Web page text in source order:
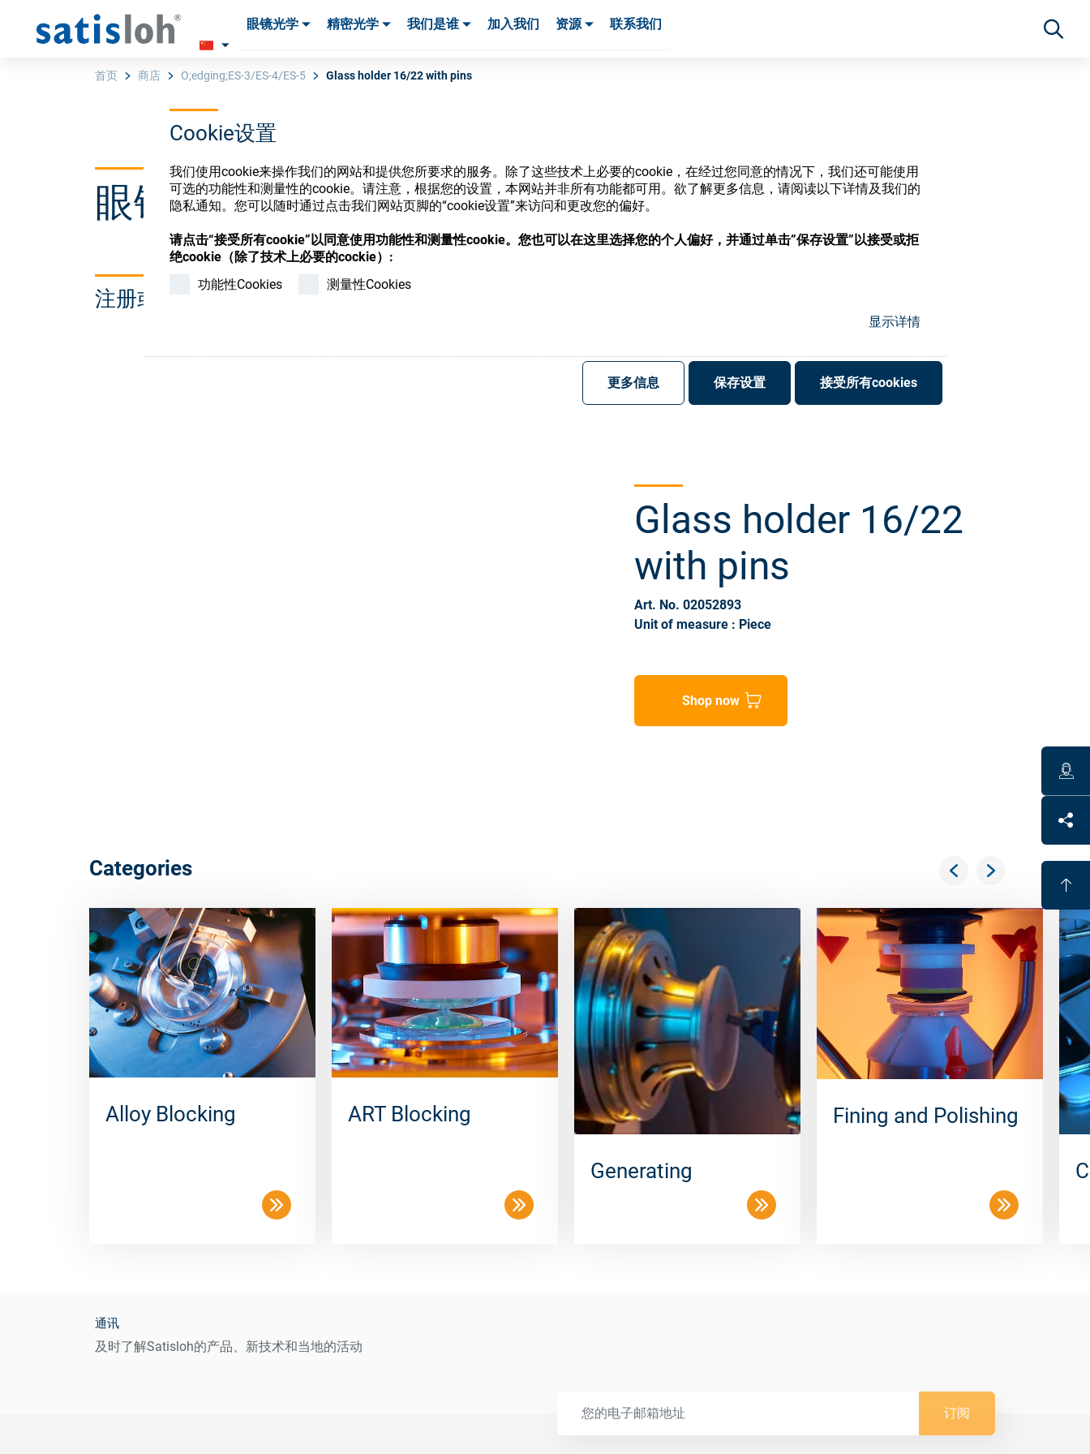
Cookie设置
我们使用cookie来操作我们的网站和提供您所要求的服务。除了这些技术上必要的cookie，在经过您同意的情况下，我们还可能使用
可选的功能性和测量性的cookie。请注意，根据您的设置，本网站并非所有功能都可用。欲了解更多信息，请阅读以下详情及我们的
隐私通知。您可以随时通过点击我们网站页脚的“cookie设置”来访问和更改您的偏好。
请点击“接受所有cookie”以同意使用功能性和测量性cookie。您也可以在这里选择您的个人偏好，并通过单击”保存设置”以接受或拒
绝cookie（除了技术上必要的cockie）:
功能性Cookies
测量性Cookies
显示详情
更多信息 保存设置 接受所有cookies
眼镜光学 精密光学 我们是谁 加入我们 资源 联系我们
首页 商店 O;edging;ES-3/ES-4/ES-5 Glass holder 16/22 with pins
眼镜光学耗材商店
注册或登录以访问您的帐户，并了解我们的各种眼镜光学耗材
登录
Glass holder 16/22
with pins
Art. No. 02052893
Unit of measure : Piece
Shop now
Categories
Alloy Blocking ART Blocking
Generating
Fining and Polishing
通讯
及时了解Satisloh的产品、新技术和当地的活动
订阅